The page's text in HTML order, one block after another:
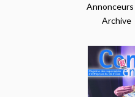
Annonceurs
Archive